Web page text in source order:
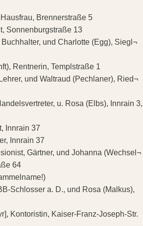
Brennerstraße 5
Sonnenburgstraße 13
und Charlotte (Egg), Siegl¬
Rentnerin, Templstraße 1
und Waltraud (Pechlaner), Ried¬
u. Rosa (Elbs), Innrain 3,
Innrain 37
Innrain 37
Gärtner, und Johanna (Wechsel¬
64
Schlosser a. D., und Rosa (Malkus),
Kontoristin, Kaiser-Franz-Joseph-Str.